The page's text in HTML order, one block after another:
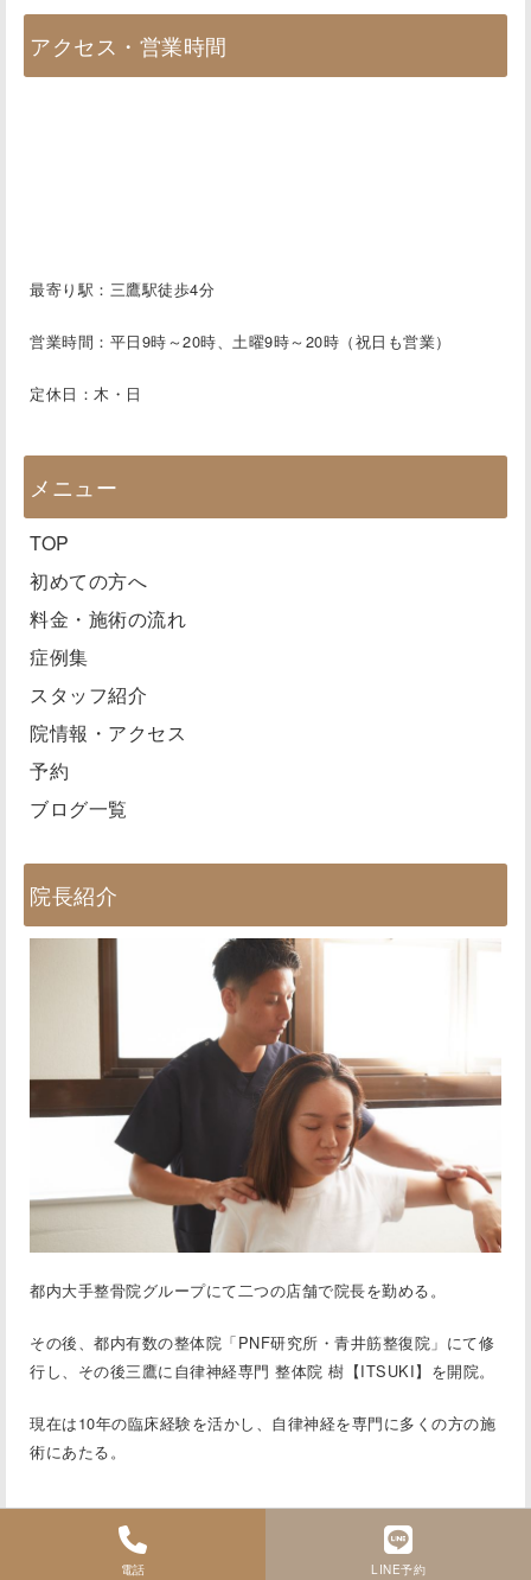
最初は自律神経失調症の悩みで受診しましたが、今は
元々痛いなと思っていた膝や、脚の付け根も診て頂いて
ススメの先生です。
アクセス・営業時間
最寄り駅：三鷹駅徒歩4分
営業時間：平日9時～20時、土曜9時～20時（祝日も営業）
定休日：木・日
メニュー
TOP
初めての方へ
料金・施術の流れ
症例集
スタッフ紹介
院情報・アクセス
予約
ブログ一覧
院長紹介
都内大手整骨院グループにて二つの店舗で院⻑を勤める。
その後、都内有数の整体院「PNF研究所・⻘井筋整復院」にて修
行し、その後三鷹に自律神経専門 整体院 樹【ITSUKI】 を開院。
現在は10年の臨床経験を活かし、自律神経を専門に多くの方の施
術にあたる。
電話 LINE予約